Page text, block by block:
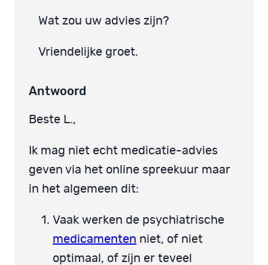
Wat zou uw advies zijn?
Vriendelijke groet.
Antwoord
Beste L.,
Ik mag niet echt medicatie-advies
geven via het online spreekuur maar
in het algemeen dit:
Vaak werken de psychiatrische
medicamenten niet, of niet
optimaal, of zijn er teveel